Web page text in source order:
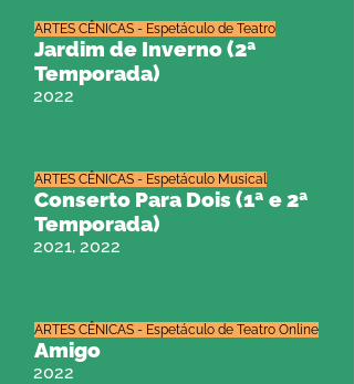
Jardim de Inverno (2ª
Temporada)
2022
ARTES CÊNICAS - Espetáculo de Teatro
Conserto Para Dois (1ª e 2ª
Temporada)
2021, 2022
ARTES CÊNICAS - Espetáculo Musical
Amigo
2022
ARTES CÊNICAS - Espetáculo de Teatro Online